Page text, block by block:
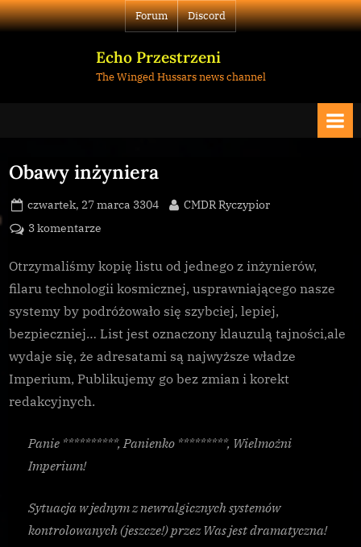
Skip
to
Forum Discord
Echo Przestrzeni
The Winged Hussars news channel
Obawy inżyniera
Posted
on
czwartek, 27 marca 3304 By
CMDR Ryczypior
3 komentarze
inżyniera
Otrzymaliśmy kopię listu od jednego z inżynierów,
filaru technologii kosmicznej, usprawniającego nasze
systemy by podróżowało się szybciej, lepiej,
bezpieczniej… List jest oznaczony klauzulą tajności,ale
wydaje się, że adresatami są najwyższe władze
Imperium, Publikujemy go bez zmian i korekt
redakcyjnych.
Panie **********, Panienko *********, Wielmożni
Imperium!
Sytuacja w jednym z newralgicznych systemów
kontrolowanych (jeszcze!) przez Was jest dramatyczna!